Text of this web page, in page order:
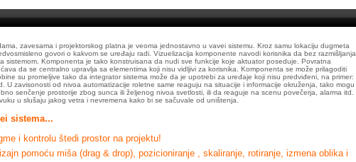
zavesama i projektorskog platna je veoma jednostavno u vavei sistemu. Kroz samu lokaciju dugmeta
govori o kakvom se uređaju radi. Vizuelizacija komponente navodi korisnika da bez razmišljanja
sistemom. Komponenta je tako konstruisana da nudi sve funkcije koje aktuator poseduje. Povratna
da se centralno upravlja sa elementima koji nisu vidljivi za korisnika. Komponenta se može prilagoditi
su promeljive tako da integrator sistema može da je upotrebi za uređaje koji nisu predviđeni, na primer:
U zavisonosti od nivoa automatizacije roletne same reaguju na situacije i informacije okruženja, tako mogu
senčenje prostorije zbog sunca ili željenog nivoa svetlosti, ili da reaguje na scenu povečerja, alarma itd.
u slušaju jakog vetra i nevremena kako bi se sačuvale od uništenja.
sistema...
i kontrolu štedi prostor na projektu!
pomoću miša (drag & drop), pozicioniranje , skaliranje, rotiranje, izmena oblika i